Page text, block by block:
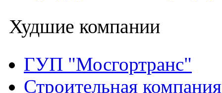
Худшие компании
ГУП "Мосгортранс"
Строительная